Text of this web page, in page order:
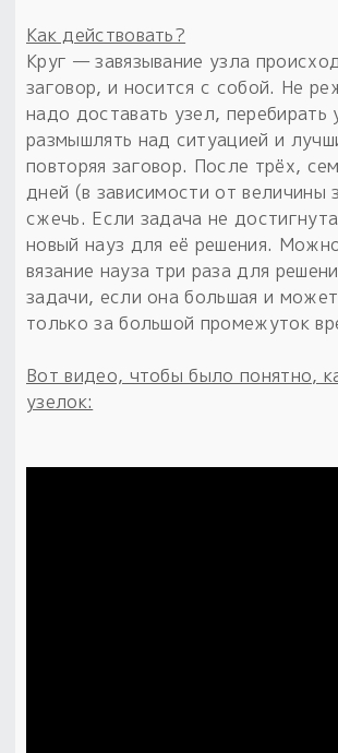
Как действовать?
Круг — завязывание узла
заговор, и носится с собой. Не
надо доставать узел, перебирать
размышлять над ситуацией и
повторяя заговор. После трёх,
дней (в зависимости от величины
сжечь. Если задача не
новый науз для её решения.
вязание науза три раза для
задачи, если она большая и
только за большой промежуток
Вот видео, чтобы было понятно,
узелок: